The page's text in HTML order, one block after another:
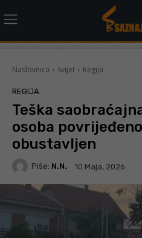
Naslovnica Svijet Regija
REGIJA
Teška
osoba
obustavljen
Piše: N.N. 10 Maja, 2026